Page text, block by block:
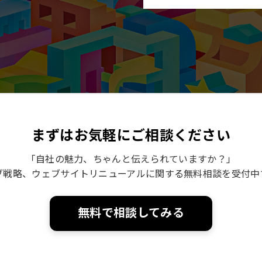
まずはお気軽にご相談ください
「自社の魅力、ちゃんと伝えられていますか？」
戦略、ウェブサイトリニューアルに関する無料相談を受付中
無料で相談してみる